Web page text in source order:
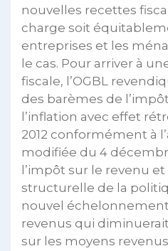
nouvelles recettes
charge soit
entreprises et les
le cas. Pour arriver à
fiscale, l’OGBL
des barèmes de
l’inflation avec effet
2012 conformément à
modifiée du 4
l’impôt sur le revenu
structurelle de la
nouvel
revenus qui
sur les moyens